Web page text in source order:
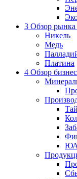
3 Обзор рынка
Никель
Медь
Платина
4 Обзор